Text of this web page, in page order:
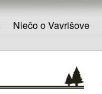
Niečo o Vavrišove